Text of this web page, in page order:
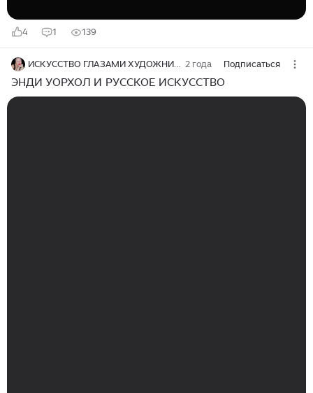
4 1 139
ИСКУССТВО ГЛАЗАМИ ХУДОЖНИКА 2 года Подписаться
ЭНДИ УОРХОЛ И РУССКОЕ ИСКУССТВО